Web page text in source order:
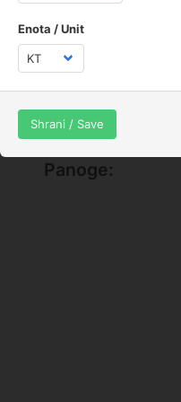
Enota / Unit
Shrani / Save
1 km:0 KT
avg 0 KT
Panoge: